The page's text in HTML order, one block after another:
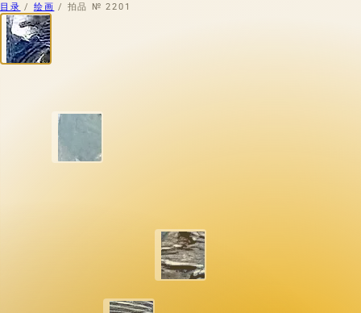
目录 / 绘画 / 拍品 № 2201